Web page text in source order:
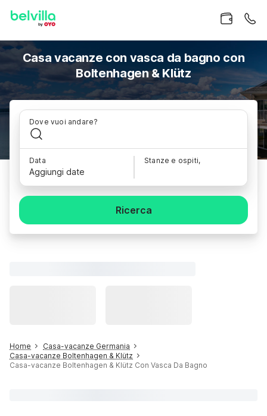
Casa vacanze con vasca da bagno con
Boltenhagen & Klütz
Dove vuoi andare?
Data
Aggiungi date
Stanze e ospiti,
Ricerca
Home
Casa-vacanze Germania
Casa-vacanze Boltenhagen & Klütz
Casa-vacanze Boltenhagen & Klütz Con Vasca Da Bagno